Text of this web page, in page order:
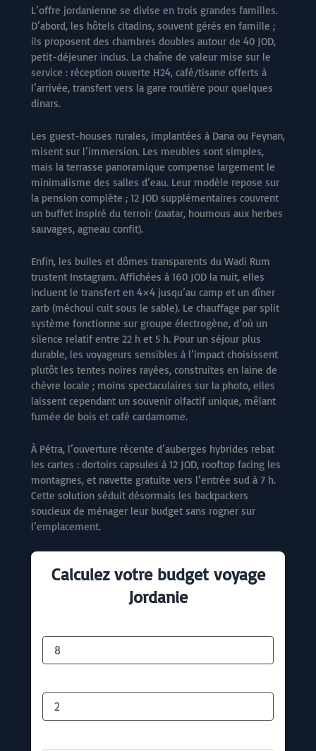
L’offre jordanienne se divise en trois grandes familles.
D’abord, les hôtels citadins, souvent gérés en famille ;
ils proposent des chambres doubles autour de 40 JOD,
petit-déjeuner inclus. La chaîne de valeur mise sur le
service : réception ouverte H24, café/tisane offerts à
l’arrivée, transfert vers la gare routière pour quelques
dinars.
Les guest-houses rurales, implantées à Dana ou Feynan,
misent sur l’immersion. Les meubles sont simples,
mais la terrasse panoramique compense largement le
minimalisme des salles d’eau. Leur modèle repose sur
la pension complète ; 12 JOD supplémentaires couvrent
un buffet inspiré du terroir (zaatar, houmous aux herbes
sauvages, agneau confit).
Enfin, les bulles et dômes transparents du Wadi Rum
trustent Instagram. Affichées à 160 JOD la nuit, elles
incluent le transfert en 4×4 jusqu’au camp et un dîner
zarb (méchoui cuit sous le sable). Le chauffage par split
système fonctionne sur groupe électrogène, d’où un
silence relatif entre 22 h et 5 h. Pour un séjour plus
durable, les voyageurs sensibles à l’impact choisissent
plutôt les tentes noires rayées, construites en laine de
chèvre locale ; moins spectaculaires sur la photo, elles
laissent cependant un souvenir olfactif unique, mêlant
fumée de bois et café cardamome.
À Pétra, l’ouverture récente d’auberges hybrides rebat
les cartes : dortoirs capsules à 12 JOD, rooftop facing les
montagnes, et navette gratuite vers l’entrée sud à 7 h.
Cette solution séduit désormais les backpackers
soucieux de ménager leur budget sans rogner sur
l’emplacement.
Calculez votre budget voyage
Jordanie